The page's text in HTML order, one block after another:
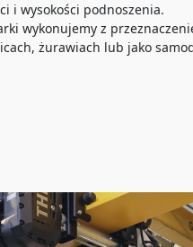
i wysokości podnoszenia.
wykonujemy z
żurawiach lub jako